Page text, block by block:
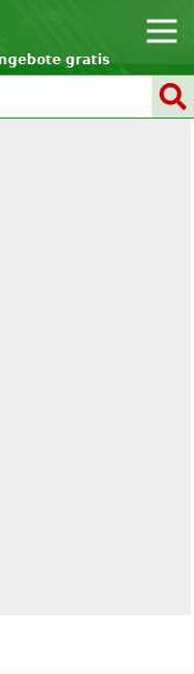
gratis